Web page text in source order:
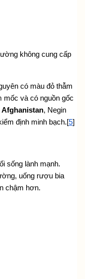
không cung cấp
có màu đỏ thẫm
mốc và có nguồn gốc
, Negin
định minh bạch.[5]
sống lành mạnh.
uống rượu bia
chậm hơn.